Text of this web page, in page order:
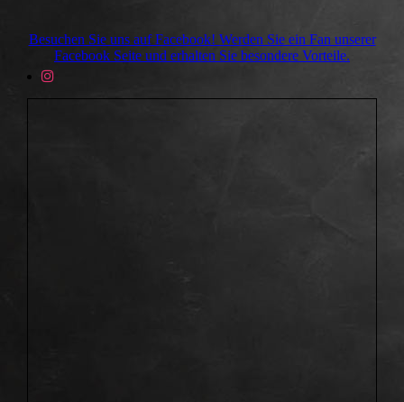
Besuchen Sie uns auf Facebook! Werden Sie ein Fan unserer
Facebook Seite und erhalten Sie besondere Vorteile.